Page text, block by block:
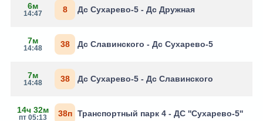
6м
14:47 8 Дс Сухарево-5 - Дс Дружная
7м
14:48 38 Дс Славинского - Дс Сухарево-5
7м
14:48 38 Дс Сухарево-5 - Дс Славинского
14ч 32м
пт 05:13 38п Транспортный парк 4 - ДС ''Сухарево-5''